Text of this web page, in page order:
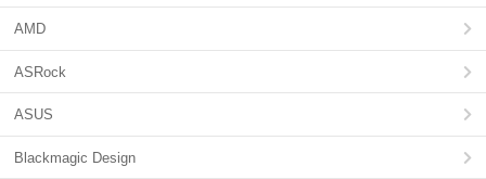
AMD
ASRock
ASUS
Blackmagic Design